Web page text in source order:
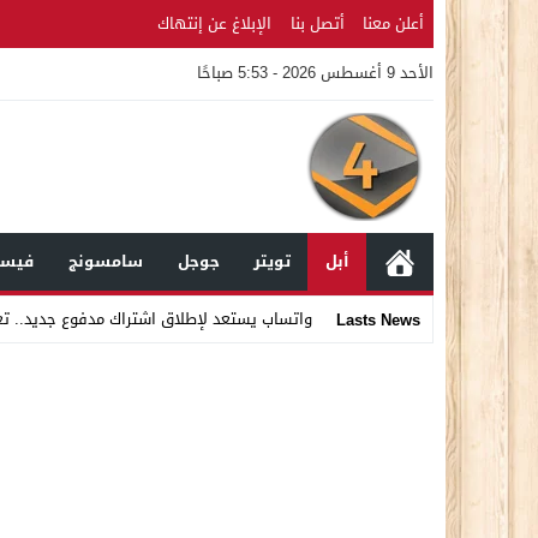
أعلن معنا أتصل بنا
الإبلاغ عن إنتهاك
الأحد 9 أغسطس 2026 - 5:53 صباحًا
أبل تويتر جوجل سامسونج
Lasts News
واتساب يستعد لإطلاق اشتراك مدفوع جديد..